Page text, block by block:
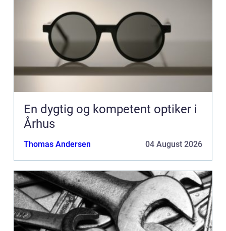
En dygtig og kompetent optiker i
Århus
Thomas Andersen 04 August 2026